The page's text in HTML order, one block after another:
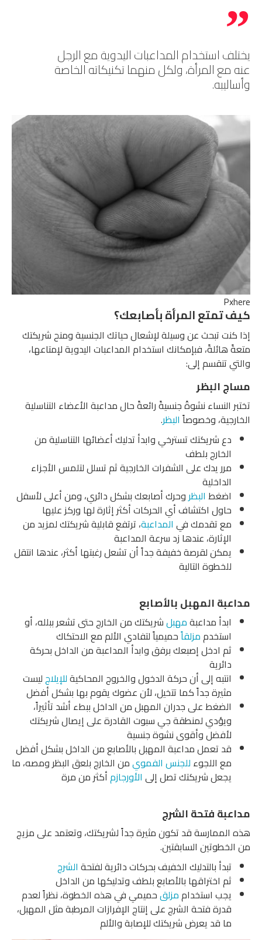
يختلف استخدام المداعبات اليدوية مع الرجل
عنه مع المرأة، ولكل منهما تكنيكاته الخاصة
وأساليبه.
Pxhere
كيف تمتع المرأة بأصابعك؟
إذا كنت تبحث عن وسيلة لإشعال حياتك الجنسية ومنح شريكتك
متعةً هائلةً، فبإمكانك استخدام المداعبات اليدوية لإمتاعها،
والتي تنقسم إلى:
مساج البظر
تختبر النساء نشوةً جنسيةً رائعةً حال مداعبة الأعضاء التناسلية
الخارجية، وخصوصاً البظر.
دع شريكتك تسترخي وابدأ تدليك أعضائها التناسلية من
الخارج بلطف
مرر يدك على الشفرات الخارجية ثم تسلل لتلمس الأجزاء
الداخلية
اضغط البظروحرك أصابعك بشكل دائري، ومن أعلى لأسفل
حاول اكتشاف أي الحركات أكثر إثارة لها وركز عليها
مع تقدمك في المداعبة، ترتفع قابلية شريكتك لمزيد من
الإثارة، عندها زد سرعة المداعبة
يمكن لقرصة خفيفة جداً أن تشعل رغبتها أكثر، عندها انتقل
للخطوة التالية
مداعبة المهبل بالأصابع
ابدأ مداعبةمهبلشريكتك من الخارج حتى تشعر ببلله، أو
استخدممزلقاًحميمياً لتفادي الألم مع الاحتكاك
ثم ادخل إصبعك برفق وابدأ المداعبة من الداخل بحركة
دائرية
انتبه إلى أن حركة الدخول والخروج المحاكيةللإيلاجليست
مثيرة جداً كما تتخيل، لأن عضوك يقوم بها بشكل أفضل
الضغط على جدران المهبل من الداخل ببطء أشد تأثيراً،
ويؤدي لمنطقة جي سبوت القادرة على إيصال شريكتك
لأفضل وأقوى نشوة جنسية
قد تعمل مداعبة المهبل بالأصابع من الداخل بشكل أفضل
مع اللجوء للجنس الفمويمن الخارج بلعق البظر ومصه، ما
يجعل شريكتك تصل إلى الأورجازمأكثر من مرة
مداعبة فتحة الشرج
هذه الممارسة قد تكون مثيرة جداً لشريكتك، وتعتمد على مزيج
من الخطوتين السابقتين.
تبدأ بالتدليك الخفيف بحركات دائرية لفتحة الشرج
ثم اختراقها بالأصابع بلطف وتدليكها من الداخل
يجب استخداممزلقحميمي في هذه الخطوة، نظراً لعدم
قدرة فتحة الشرج على إنتاج الإفرازات المرطبة مثل المهبل،
ما قد يعرض شريكتك للإصابة والألم